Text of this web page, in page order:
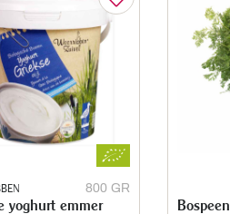
800 GR
yoghurt emmer
Bospeen